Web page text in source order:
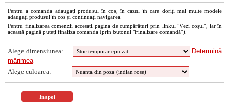
Pentru a comanda adaugați produsul în cos, în cazul în care doriți mai multe modele
adaugați produsul în cos și continuați navigarea.
Pentru finalizarea comenzii accesati pagina de cumpărături prin linkul "Vezi coșul", iar în
această pagină puteți finaliza comanda (prin butonul "Finalizare comandă").
Alege dimensiunea:
Determină
mărimea
Alege culoarea: